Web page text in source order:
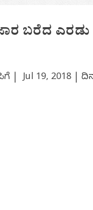
ಬರೆದ
|Jul 19, 2018 |